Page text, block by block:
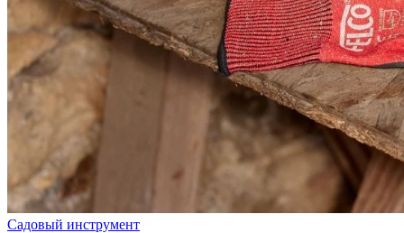
Садовый инструмент